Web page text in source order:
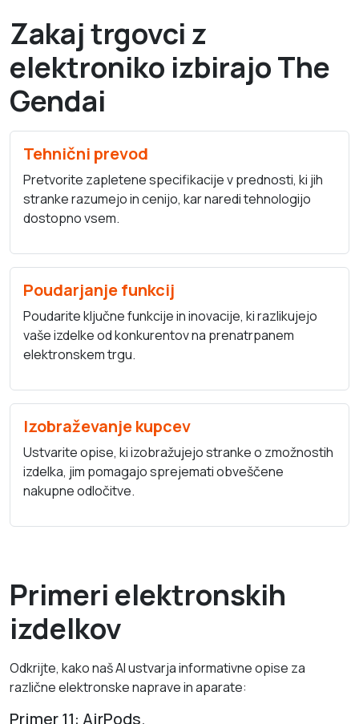
Zakaj trgovci z
elektroniko izbirajo The
Gendai
Tehnični prevod
Pretvorite zapletene specifikacije v prednosti, ki jih
stranke razumejo in cenijo, kar naredi tehnologijo
dostopno vsem.
Poudarjanje funkcij
Poudarite ključne funkcije in inovacije, ki razlikujejo
vaše izdelke od konkurentov na prenatrpanem
elektronskem trgu.
Izobraževanje kupcev
Ustvarite opise, ki izobražujejo stranke o zmožnostih
izdelka, jim pomagajo sprejemati obveščene
nakupne odločitve.
Primeri elektronskih
izdelkov
Odkrijte, kako naš AI ustvarja informativne opise za
različne elektronske naprave in aparate:
Primer 11: AirPods.